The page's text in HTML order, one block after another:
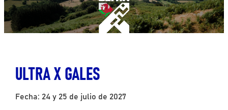
ULTRA X GALES
Fecha: 24 y 25 de julio de 2027